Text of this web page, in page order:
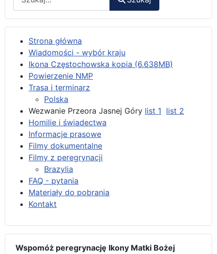
Strona główna
Wiadomości - wybór kraju
Ikona Częstochowska kopia (6,638MB)
Powierzenie NMP
Trasa i terminarz
Polska
Wezwanie Przeora Jasnej Góry list 1 list 2
Homilie i świadectwa
Informacje prasowe
Filmy dokumentalne
Filmy z peregrynacji
Brazylia
FAQ - pytania
Materiały do pobrania
Kontakt
Wspomóż peregrynację Ikony Matki Bożej